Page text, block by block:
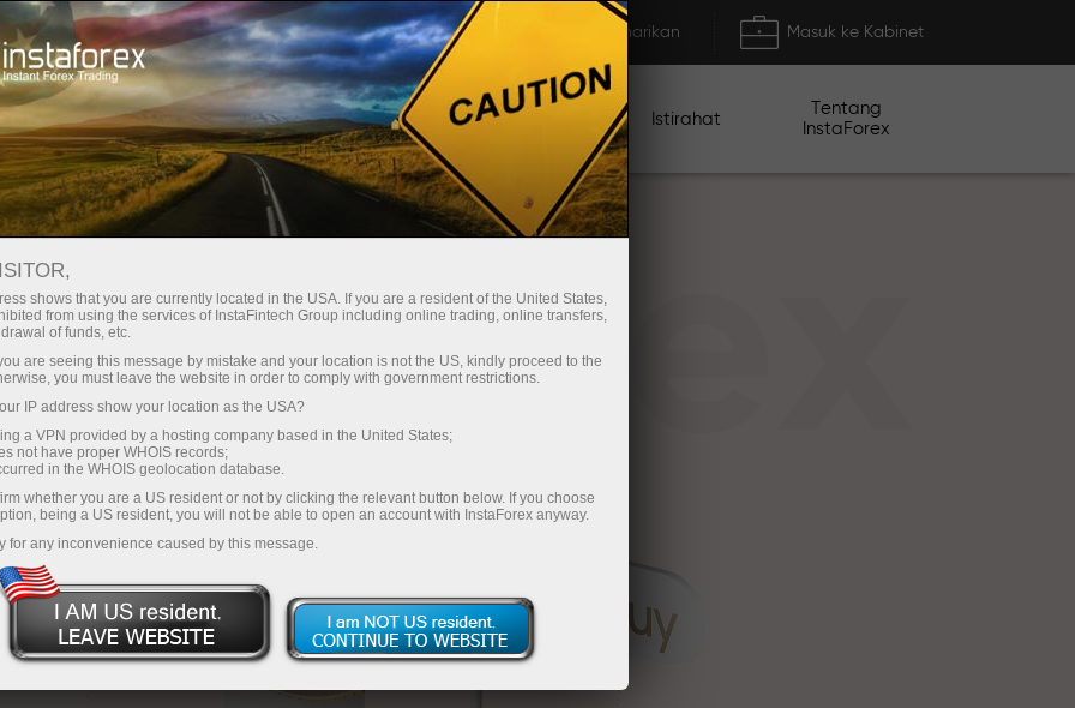
Pembukaan akun instan Platform Trading Deposit/Penarikan Masuk ke Kabinet
Pemula Untuk Investor Untuk Mitra Promo Istirahat
Tentang
InstaForex
shows that you are currently located in the USA. If you are a resident of the United States,
from using the services of InstaFintech Group including online trading, online transfers,
of funds, etc.
are seeing this message by mistake and your location is not the US, kindly proceed to the
you must leave the website in order to comply with government restrictions.
IP address show your location as the USA?
a VPN provided by a hosting company based in the United States;
not have proper WHOIS records;
in the WHOIS geolocation database.
whether you are a US resident or not by clicking the relevant button below. If you choose
being a US resident, you will not be able to open an account with InstaForex anyway.
for any inconvenience caused by this message.